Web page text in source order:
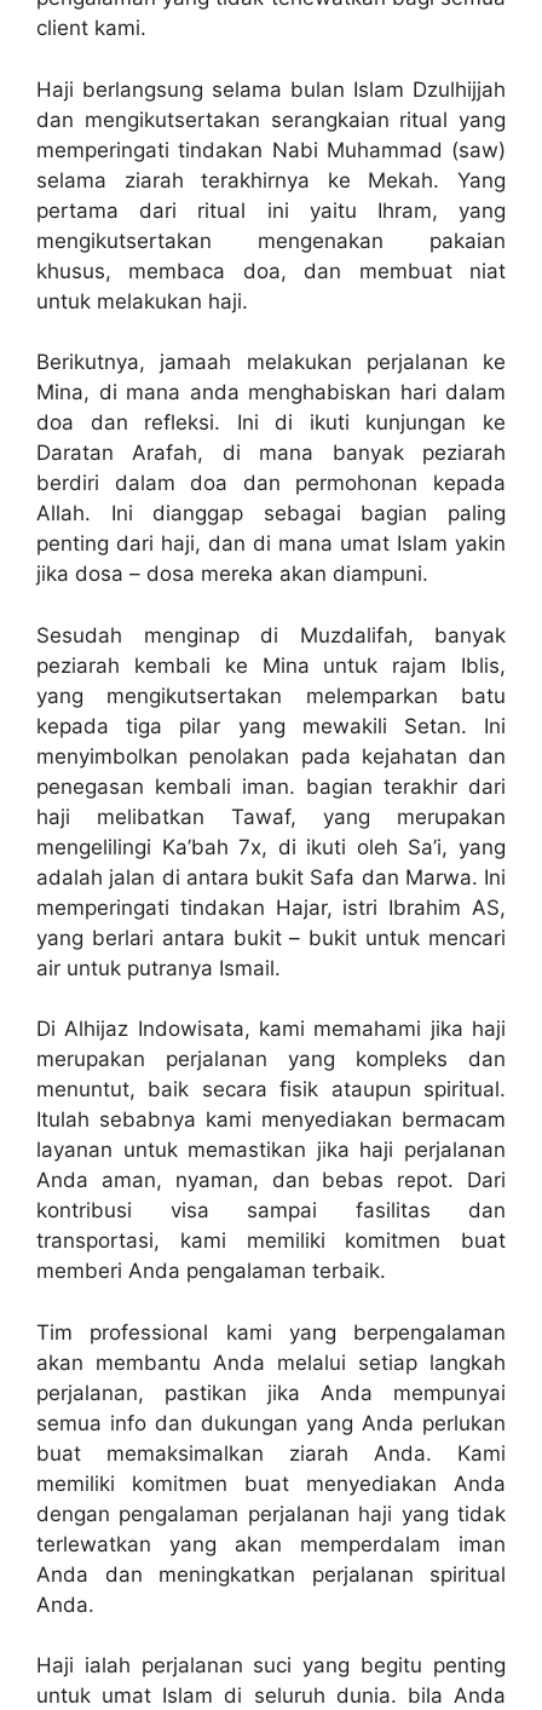
client kami.
Haji berlangsung selama bulan Islam Dzulhijjah
dan mengikutsertakan serangkaian ritual yang
memperingati tindakan Nabi Muhammad (saw)
selama ziarah terakhirnya ke Mekah. Yang
pertama dari ritual ini yaitu Ihram, yang
mengikutsertakan mengenakan pakaian
khusus, membaca doa, dan membuat niat
untuk melakukan haji.
Berikutnya, jamaah melakukan perjalanan ke
Mina, di mana anda menghabiskan hari dalam
doa dan refleksi. Ini di ikuti kunjungan ke
Daratan Arafah, di mana banyak peziarah
berdiri dalam doa dan permohonan kepada
Allah. Ini dianggap sebagai bagian paling
penting dari haji, dan di mana umat Islam yakin
jika dosa – dosa mereka akan diampuni.
Sesudah menginap di Muzdalifah, banyak
peziarah kembali ke Mina untuk rajam Iblis,
yang mengikutsertakan melemparkan batu
kepada tiga pilar yang mewakili Setan. Ini
menyimbolkan penolakan pada kejahatan dan
penegasan kembali iman. bagian terakhir dari
haji melibatkan Tawaf, yang merupakan
mengelilingi Ka’bah 7x, di ikuti oleh Sa’i, yang
adalah jalan di antara bukit Safa dan Marwa. Ini
memperingati tindakan Hajar, istri Ibrahim AS,
yang berlari antara bukit – bukit untuk mencari
air untuk putranya Ismail.
Di Alhijaz Indowisata, kami memahami jika haji
merupakan perjalanan yang kompleks dan
menuntut, baik secara fisik ataupun spiritual.
Itulah sebabnya kami menyediakan bermacam
layanan untuk memastikan jika haji perjalanan
Anda aman, nyaman, dan bebas repot. Dari
kontribusi visa sampai fasilitas dan
transportasi, kami memiliki komitmen buat
memberi Anda pengalaman terbaik.
Tim professional kami yang berpengalaman
akan membantu Anda melalui setiap langkah
perjalanan, pastikan jika Anda mempunyai
semua info dan dukungan yang Anda perlukan
buat memaksimalkan ziarah Anda. Kami
memiliki komitmen buat menyediakan Anda
dengan pengalaman perjalanan haji yang tidak
terlewatkan yang akan memperdalam iman
Anda dan meningkatkan perjalanan spiritual
Anda.
Haji ialah perjalanan suci yang begitu penting
untuk umat Islam di seluruh dunia. bila Anda